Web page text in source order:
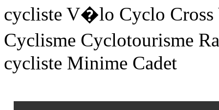
cycliste V�lo Cyclo Cross
Cyclisme Cyclotourisme
cycliste Minime Cadet